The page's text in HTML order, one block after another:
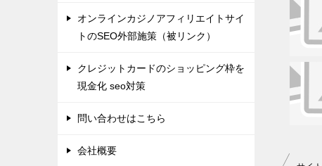
オンラインカジノアフィリエイトサイ
トのSEO外部施策（被リンク）
クレジットカードのショッピング枠を
現金化 seo対策
問い合わせはこちら
会社概要